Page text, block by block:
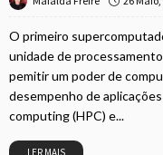
O primeiro
unidade de
pemitir um poder de
desempenho de
computing (HPC) e...
LER MAIS